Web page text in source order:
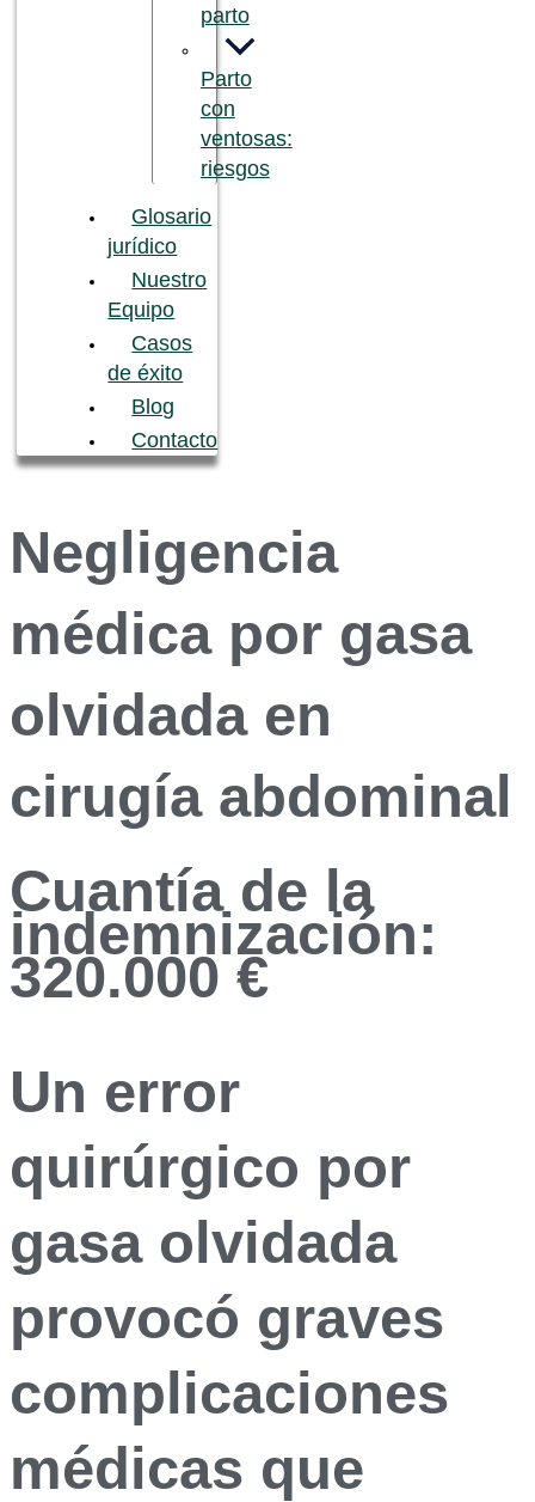
parto
Parto
con
ventosas:
riesgos
Glosario
jurídico
Nuestro
Equipo
Casos
de éxito
Blog
Contacto
Negligencia
médica por gasa
olvidada en
cirugía abdominal
Cuantía de la
indemnización:
320.000 €
Un error
quirúrgico por
gasa olvidada
provocó graves
complicaciones
médicas que